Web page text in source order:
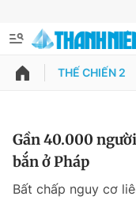
QUẢNG CÁO
Thông tin tài
Đổi mật khẩu
THẾ CHIẾN 2
Gần 40.000
bắn ở Pháp
Bất chấp nguy cơ